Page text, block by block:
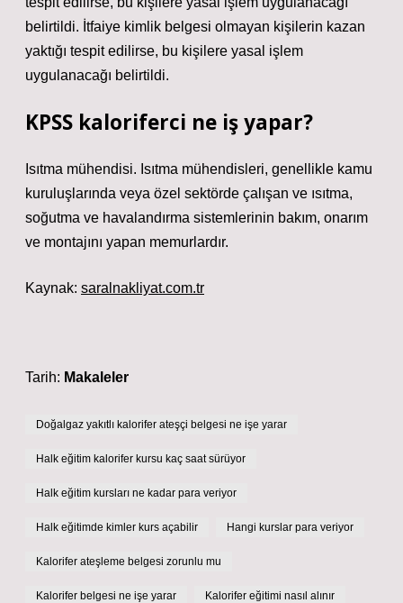
belirtildi. İtfaiye kimlik belgesi olmayan kişilerin kazan
yaktığı tespit edilirse, bu kişilere yasal işlem
uygulanacağı belirtildi.
KPSS kaloriferci ne iş yapar?
Isıtma mühendisi. Isıtma mühendisleri, genellikle kamu
kuruluşlarında veya özel sektörde çalışan ve ısıtma,
soğutma ve havalandırma sistemlerinin bakım, onarım
ve montajını yapan memurlardır.
Kaynak: saralnakliyat.com.tr
Tarih: Makaleler
Doğalgaz yakıtlı kalorifer ateşçi belgesi ne işe yarar
Halk eğitim kalorifer kursu kaç saat sürüyor
Halk eğitim kursları ne kadar para veriyor
Halk eğitimde kimler kurs açabilir Hangi kurslar para veriyor
Kalorifer ateşleme belgesi zorunlu mu
Kalorifer belgesi ne işe yarar Kalorifer eğitimi nasıl alınır